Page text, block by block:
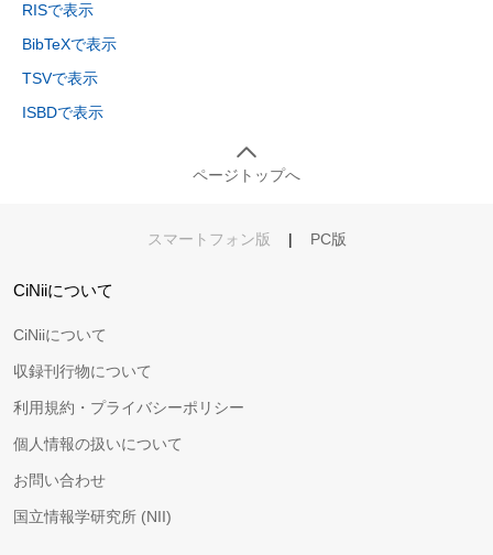
RISで表示
BibTeXで表示
TSVで表示
ISBDで表示
ページトップへ
スマートフォン版 | PC版
CiNiiについて
CiNiiについて
収録刊行物について
利用規約・プライバシーポリシー
個人情報の扱いについて
お問い合わせ
国立情報学研究所 (NII)